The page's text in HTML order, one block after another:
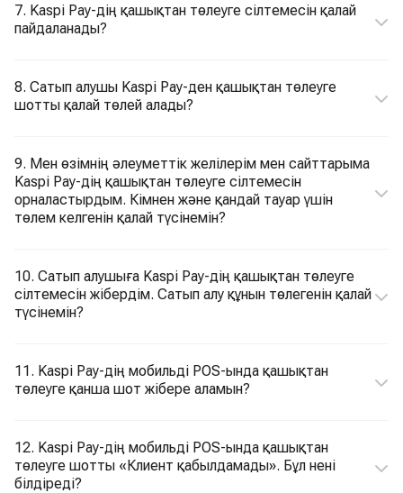
7. Kaspi Pay-дің қашықтан төлеуге сілтемесін қалай
пайдаланады?
8. Сатып алушы Kaspi Pay-ден қашықтан төлеуге
шотты қалай төлей алады?
9. Мен өзімнің әлеуметтік желілерім мен сайттарыма
Kaspi Pay-дің қашықтан төлеуге сілтемесін
орналастырдым. Кімнен және қандай тауар үшін
төлем келгенін қалай түсінемін?
10. Сатып алушыға Kaspi Pay-дің қашықтан төлеуге
сілтемесін жібердім. Сатып алу құнын төлегенін қалай
түсінемін?
11. Kaspi Pay-дің мобильді POS-ында қашықтан
төлеуге қанша шот жібере аламын?
12. Kaspi Pay-дің мобильді POS-ында қашықтан
төлеуге шотты «Клиент қабылдамады». Бұл нені
білдіреді?